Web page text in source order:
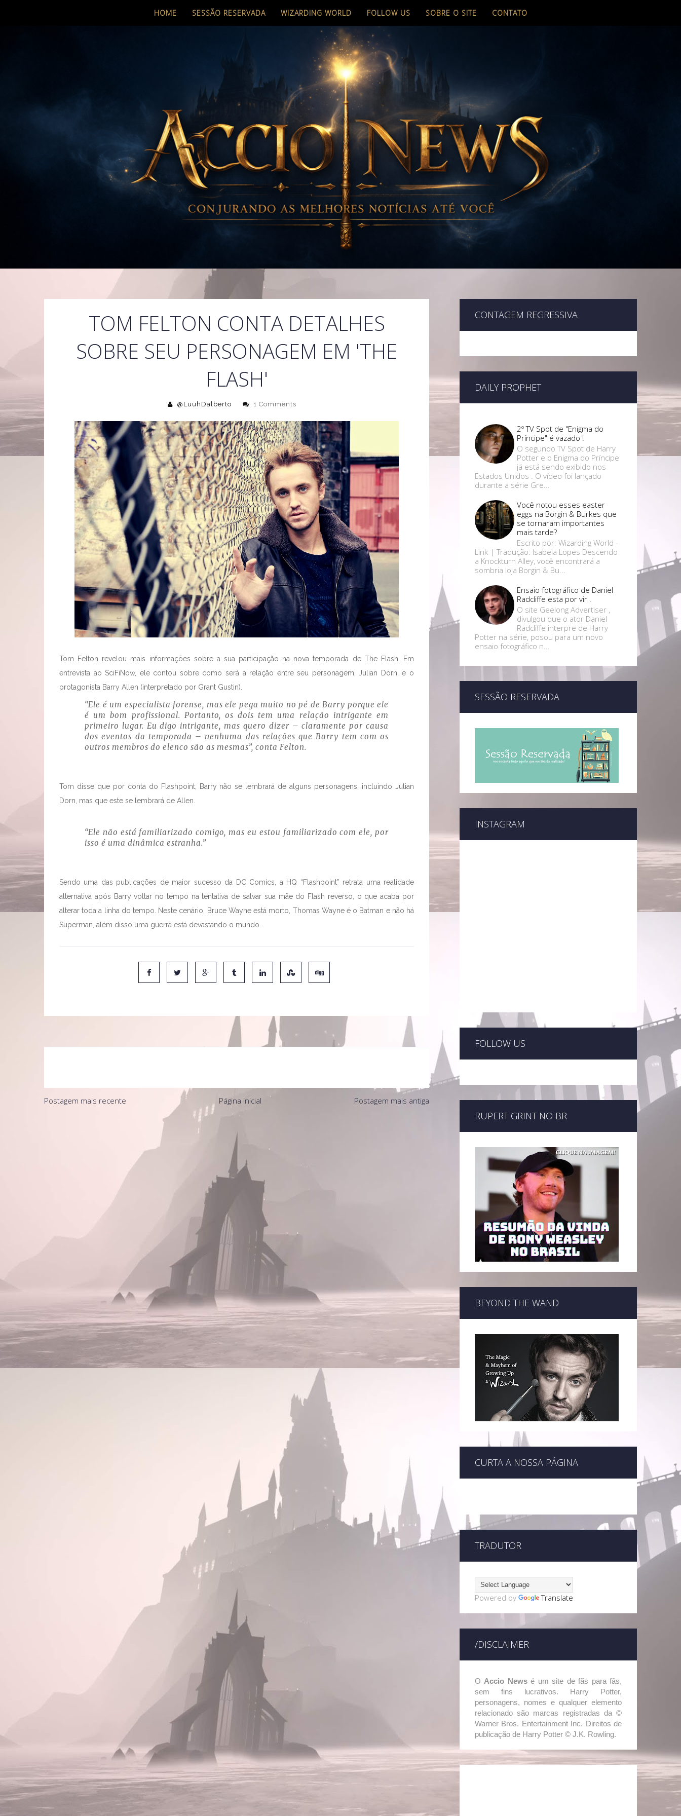
HOME SESSÃO RESERVADA WIZARDING WORLD FOLLOW US SOBRE O SITE CONTATO
TOM FELTON CONTA DETALHES
SOBRE SEU PERSONAGEM EM 'THE
FLASH'
@LuuhDalberto 1 Comments
Tom Felton revelou mais informações sobre a sua participação na nova temporada de The Flash. Em
entrevista ao SciFiNow, ele contou sobre como será a relação entre seu personagem, Julian Dorn, e o
protagonista Barry Allen (interpretado por Grant Gustin).
“Ele é um especialista forense, mas ele pega muito no pé de Barry porque ele
é um bom profissional. Portanto, os dois tem uma relação intrigante em
primeiro lugar. Eu digo intrigante, mas quero dizer – claramente por causa
dos eventos da temporada – nenhuma das relações que Barry tem com os
outros membros do elenco são as mesmas”, conta Felton.
Tom disse que por conta do Flashpoint, Barry não se lembrará de alguns personagens, incluindo Julian
Dorn, mas que este se lembrará de Allen.
“Ele não está familiarizado comigo, mas eu estou familiarizado com ele, por
isso é uma dinâmica estranha.”
Sendo uma das publicações de maior sucesso da DC Comics, a HQ “Flashpoint” retrata uma realidade
alternativa após Barry voltar no tempo na tentativa de salvar sua mãe do Flash reverso, o que acaba por
alterar toda a linha do tempo. Neste cenário, Bruce Wayne está morto, Thomas Wayne é o Batman e não há
Superman, além disso uma guerra está devastando o mundo.
Postagem mais recente Postagem mais antiga
Página inicial
CONTAGEM REGRESSIVA
DAILY PROPHET
2º TV Spot de "Enigma do
Príncipe" é vazado !
O segundo TV Spot de Harry
Potter e o Enigma do Príncipe
já está sendo exibido nos
Estados Unidos . O vídeo foi lançado
durante a série Gre...
Você notou esses easter
eggs na Borgin & Burkes que
se tornaram importantes
mais tarde?
Escrito por: Wizarding World -
Link | Tradução: Isabela Lopes Descendo
a Knockturn Alley, você encontrará a
sombria loja Borgin & Bu...
Ensaio fotográfico de Daniel
Radcliffe esta por vir .
O site Geelong Advertiser ,
divulgou que o ator Daniel
Radcliffe interpre de Harry
Potter na série, posou para um novo
ensaio fotográfico n...
SESSÃO RESERVADA
INSTAGRAM
FOLLOW US
RUPERT GRINT NO BR
BEYOND THE WAND
CURTA A NOSSA PÁGINA
TRADUTOR
Powered by Translate
/DISCLAIMER
O Accio Newsé um site de fãs para fãs,
sem fins lucrativos. Harry Potter,
personagens, nomes e qualquer elemento
relacionado são marcas registradas da ©
Warner Bros. Entertainment Inc. Direitos de
publicação de Harry Potter © J.K. Rowling.